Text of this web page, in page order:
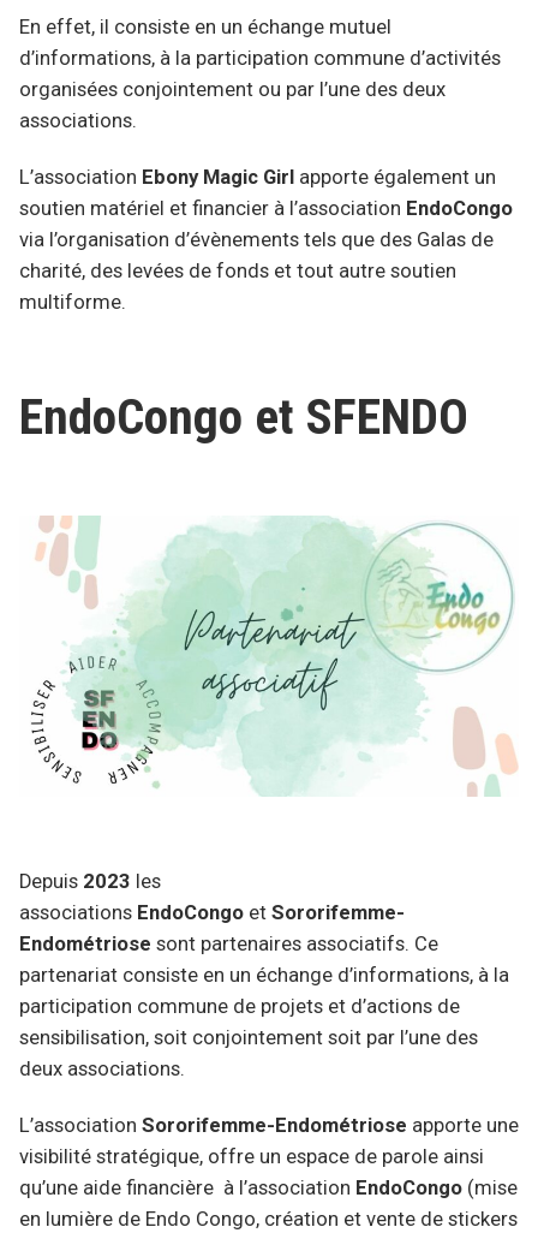
En effet, il consiste en un échange mutuel
d’informations, à la participation commune d’activités
organisées conjointement ou par l’une des deux
associations.
L’association Ebony Magic Girl apporte également un
soutien matériel et financier à l’association EndoCongo
via l’organisation d’évènements tels que des Galas de
charité, des levées de fonds et tout autre soutien
multiforme.
EndoCongo et SFENDO
Depuis 2023 les
associations EndoCongo et Sororifemme-
Endométriose sont partenaires associatifs. Ce
partenariat consiste en un échange d’informations, à la
participation commune de projets et d’actions de
sensibilisation, soit conjointement soit par l’une des
deux associations.
L’association Sororifemme-Endométriose apporte une
visibilité stratégique, offre un espace de parole ainsi
qu’une aide financière à l’association EndoCongo (mise
en lumière de Endo Congo, création et vente de stickers